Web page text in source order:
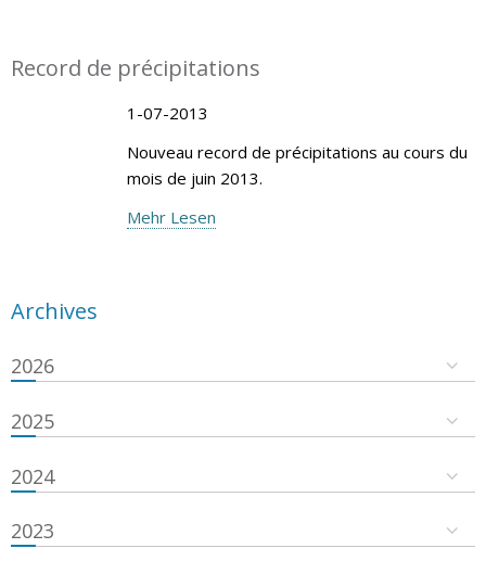
Record de précipitations
1-07-2013
Nouveau record de précipitations au cours du
mois de juin 2013.
Mehr Lesen
Archives
2026
2025
2024
2023